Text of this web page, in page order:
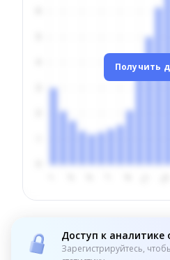
Получить
Доступ к аналитике
Зарегистрируйтесь,